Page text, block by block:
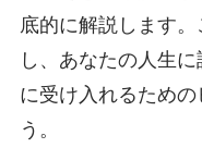
底的に解説します
し、あなたの人生
に受け入れるため
う。